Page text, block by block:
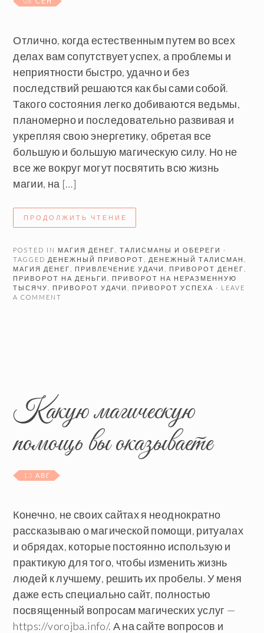
Отлично, когда естественным путем во всех
делах вам сопутствует успех, а проблемы и
неприятности быстро, удачно и без
последствий решаются как бы сами собой.
Такого состояния легко добиваются ведьмы,
планомерно и последовательно развивая и
укрепляя свою энергетику, обретая все
большую и большую магическую силу. Но не
все же вокруг могут посвятить всю жизнь
магии, на […]
ПРОДОЛЖИТЬ ЧТЕНИЕ
POSTED IN МАГИЯ ДЕНЕГ ,ТАЛИСМАНЫ И ОБЕРЕГИ
·
TAGGED ДЕНЕЖНЫЙ ПРИВОРОТ ДЕНЕЖНЫЙ ТАЛИСМАН
МАГИЯ ДЕНЕГ
ПРИВЛЕЧЕНИЕ УДАЧИ ПРИВОРОТ ДЕНЕГ
ПРИВОРОТ НА ДЕНЬГИ
ПРИВОРОТ НА НЕРАЗМЕННУЮ
ТЫСЯЧУ
ПРИВОРОТ УДАЧИ ПРИВОРОТ УСПЕХА · LEAVE
A COMMENT
Какую магическую
помощь вы оказываете
13 АВГ
Конечно, не своих сайтах я неоднократно
рассказываю о магической помощи, ритуалах
и обрядах, которые постоянно использую и
практикую для того, чтобы изменить жизнь
людей к лучшему, решить их пробелы. У меня
даже есть специально сайт, полностью
посвященный вопросам магических услуг —
https://vorojba.info/. А на сайте вопросов и